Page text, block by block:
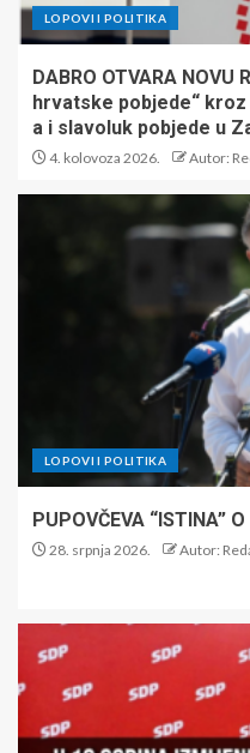
LOPOVI I POLITIKA
DABRO OTVARA NOVU
hrvatske pobjede“ kroz
a i slavoluk pobjede u
4. kolovoza 2026. Autor:
LOPOVI I POLITIKA
PUPOVČEVA “ISTINA”
28. srpnja 2026. Autor: